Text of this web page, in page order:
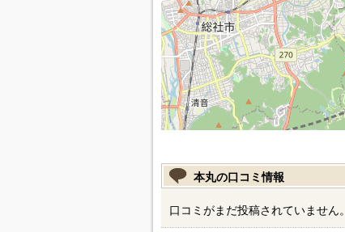
本丸の口コミ情報
口コミがまだ投稿されていません。